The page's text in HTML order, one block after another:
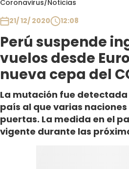
Coronavirus/Noticias
21/ 12/ 2020
12:08
Perú suspende
vuelos desde
nueva cepa del
La mutación fue detectada
país al que varias
puertas. La medida en el
vigente durante las
Club De La Comedia
Contigo en Directo
Plan Perfecto
El Tiempo
Sabingo
Todos Los Programas